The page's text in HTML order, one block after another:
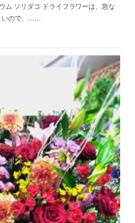
ム ソリダコ ドライフラワーは、急な
いので、……